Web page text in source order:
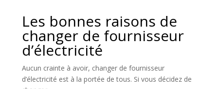
Les bonnes raisons de
changer de fournisseur
d’électricité
Aucun crainte à avoir, changer de fournisseur
d’électricité est à la portée de tous. Si vous décidez de